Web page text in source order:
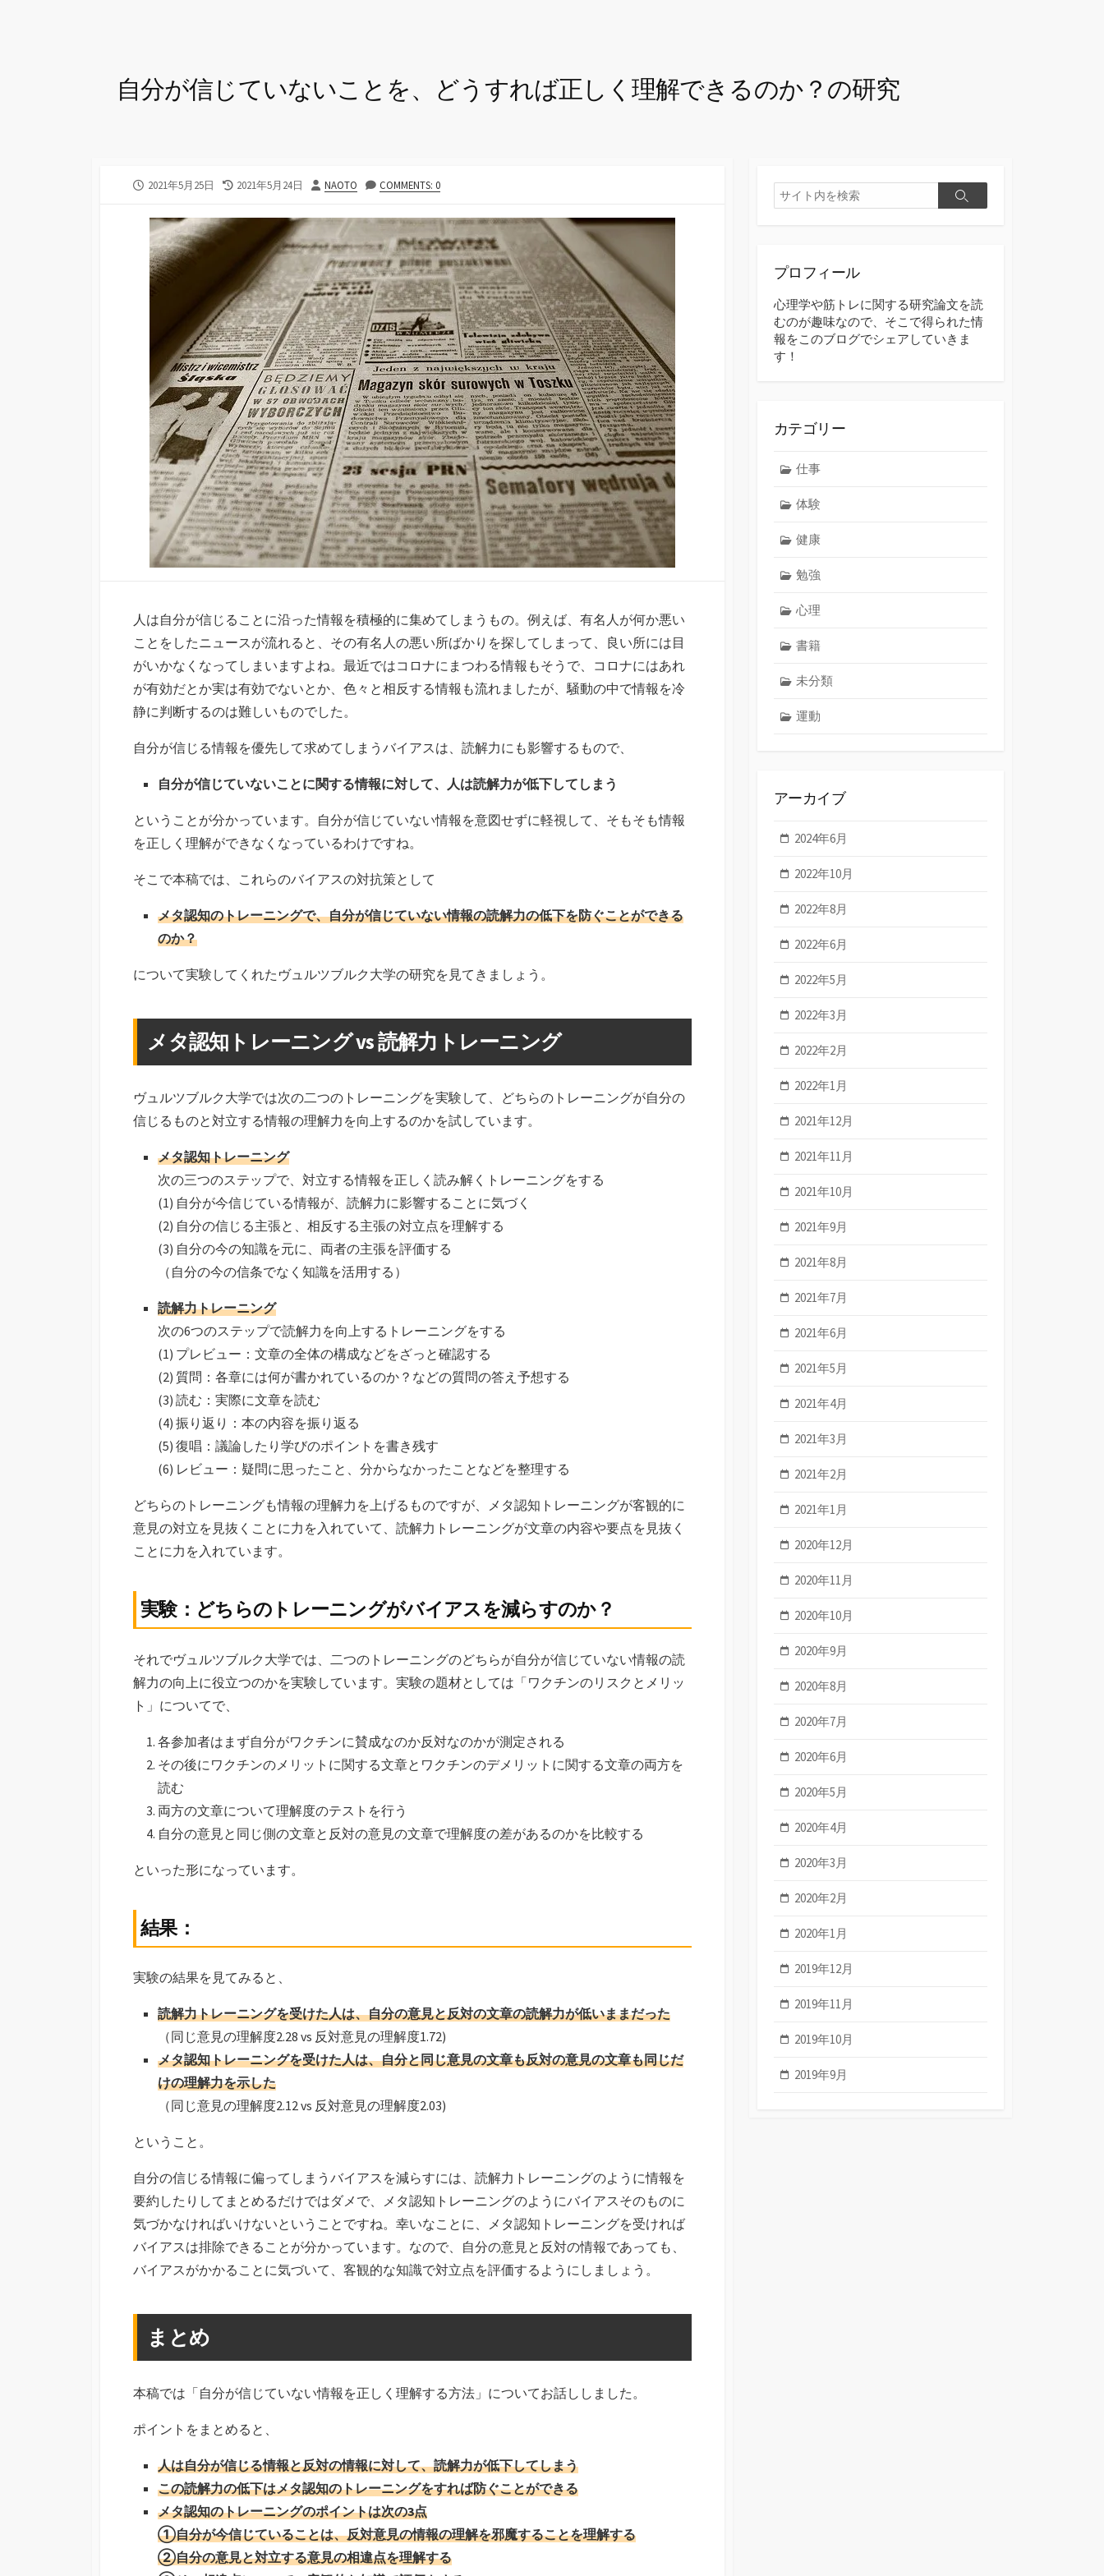
自分が信じていないことを、どうすれば正しく理解できるのか？の研究
公
日
2021年5月25日
最
更
2021年5月24日
投
者
NAOTO COMMENTS: 0
人は自分が信じることに沿った情報を積極的に集めてしまうもの。例えば、有名人が何か悪い
ことをしたニュースが流れると、その有名人の悪い所ばかりを探してしまって、良い所には目
がいかなくなってしまいますよね。最近ではコロナにまつわる情報もそうで、コロナにはあれ
が有効だとか実は有効でないとか、色々と相反する情報も流れましたが、騒動の中で情報を冷
静に判断するのは難しいものでした。
自分が信じる情報を優先して求めてしまうバイアスは、読解力にも影響するもので、
自分が信じていないことに関する情報に対して、人は読解力が低下してしまう
ということが分かっています。自分が信じていない情報を意図せずに軽視して、そもそも情報
を正しく理解ができなくなっているわけですね。
そこで本稿では、これらのバイアスの対抗策として
メタ認知のトレーニングで、自分が信じていない情報の読解力の低下を防ぐことができる
のか？
について実験してくれたヴュルツブルク大学の研究を見てきましょう。
メタ認知トレーニング vs 読解力トレーニング
ヴュルツブルク大学では次の二つのトレーニングを実験して、どちらのトレーニングが自分の
信じるものと対立する情報の理解力を向上するのかを試しています。
メタ認知トレーニング
次の三つのステップで、対立する情報を正しく読み解くトレーニングをする
(1) 自分が今信じている情報が、読解力に影響することに気づく
(2) 自分の信じる主張と、相反する主張の対立点を理解する
(3) 自分の今の知識を元に、両者の主張を評価する
（自分の今の信条でなく知識を活用する）
読解力トレーニング
次の6つのステップで読解力を向上するトレーニングをする
(1) プレビュー：文章の全体の構成などをざっと確認する
(2) 質問：各章には何が書かれているのか？などの質問の答え予想する
(3) 読む：実際に文章を読む
(4) 振り返り：本の内容を振り返る
(5) 復唱：議論したり学びのポイントを書き残す
(6) レビュー：疑問に思ったこと、分からなかったことなどを整理する
どちらのトレーニングも情報の理解力を上げるものですが、メタ認知トレーニングが客観的に
意見の対立を見抜くことに力を入れていて、読解力トレーニングが文章の内容や要点を見抜く
ことに力を入れています。
実験：どちらのトレーニングがバイアスを減らすのか？
それでヴュルツブルク大学では、二つのトレーニングのどちらが自分が信じていない情報の読
解力の向上に役立つのかを実験しています。実験の題材としては「ワクチンのリスクとメリッ
ト」についてで、
各参加者はまず自分がワクチンに賛成なのか反対なのかが測定される
その後にワクチンのメリットに関する文章とワクチンのデメリットに関する文章の両方を
読む
両方の文章について理解度のテストを行う
自分の意見と同じ側の文章と反対の意見の文章で理解度の差があるのかを比較する
といった形になっています。
結果：
実験の結果を見てみると、
読解力トレーニングを受けた人は、自分の意見と反対の文章の読解力が低いままだった
（同じ意見の理解度2.28 vs 反対意見の理解度1.72)
メタ認知トレーニングを受けた人は、自分と同じ意見の文章も反対の意見の文章も同じだ
けの理解力を示した
（同じ意見の理解度2.12 vs 反対意見の理解度2.03)
ということ。
自分の信じる情報に偏ってしまうバイアスを減らすには、読解力トレーニングのように情報を
要約したりしてまとめるだけではダメで、メタ認知トレーニングのようにバイアスそのものに
気づかなければいけないということですね。幸いなことに、メタ認知トレーニングを受ければ
バイアスは排除できることが分かっています。なので、自分の意見と反対の情報であっても、
バイアスがかかることに気づいて、客観的な知識で対立点を評価するようにしましょう。
まとめ
本稿では「自分が信じていない情報を正しく理解する方法」についてお話ししました。
ポイントをまとめると、
人は自分が信じる情報と反対の情報に対して、読解力が低下してしまう
この読解力の低下はメタ認知のトレーニングをすれば防ぐことができる
メタ認知のトレーニングのポイントは次の3点
①自分が今信じていることは、反対意見の情報の理解を邪魔することを理解する
②自分の意見と対立する意見の相違点を理解する
検
索
検
プロフィール
心理学や筋トレに関する研究論文を読
むのが趣味なので、そこで得られた情
報をこのブログでシェアしていきま
す！
カテゴリー
仕事
体験
健康
勉強
心理
書籍
未分類
運動
アーカイブ
2024年6月
2022年10月
2022年8月
2022年6月
2022年5月
2022年3月
2022年2月
2022年1月
2021年12月
2021年11月
2021年10月
2021年9月
2021年8月
2021年7月
2021年6月
2021年5月
2021年4月
2021年3月
2021年2月
2021年1月
2020年12月
2020年11月
2020年10月
2020年9月
2020年8月
2020年7月
2020年6月
2020年5月
2020年4月
2020年3月
2020年2月
2020年1月
2019年12月
2019年11月
2019年10月
2019年9月